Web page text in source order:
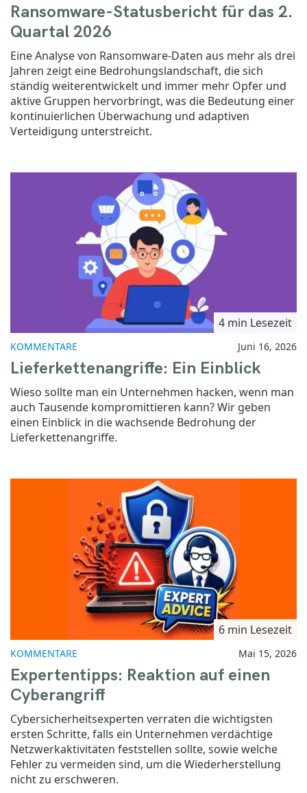
Ransomware-Statusbericht für das 2.
Quartal 2026
Eine Analyse von Ransomware-Daten aus mehr als drei
Jahren zeigt eine Bedrohungslandschaft, die sich
ständig weiterentwickelt und immer mehr Opfer und
aktive Gruppen hervorbringt, was die Bedeutung einer
kontinuierlichen Überwachung und adaptiven
Verteidigung unterstreicht.
4 min Lesezeit
Juni 16, 2026
KOMMENTARE
Lieferkettenangriffe: Ein Einblick
Wieso sollte man ein Unternehmen hacken, wenn man
auch Tausende kompromittieren kann? Wir geben
einen Einblick in die wachsende Bedrohung der
Lieferkettenangriffe.
6 min Lesezeit
Mai 15, 2026
KOMMENTARE
Expertentipps: Reaktion auf einen
Cyberangriff
Cybersicherheitsexperten verraten die wichtigsten
ersten Schritte, falls ein Unternehmen verdächtige
Netzwerkaktivitäten feststellen sollte, sowie welche
Fehler zu vermeiden sind, um die Wiederherstellung
nicht zu erschweren.